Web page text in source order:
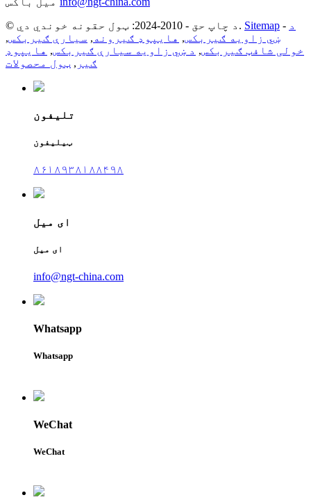
© د چاپ حق - 2010-2024: ټول حقونه خوندي دي. Sitemap - د
ښي زاویه ګیربکس, هایپوډ ګیرونه , سیارې ګیربکس,
خولی شافټ ګیربکس, د ښي زاویه سیارې ګیربکس, هایپوډ
ګیر , ټول محصولات
تلیفون
ټیلیفون
۸۶۱۸۹۳۸۱۸۸۴۹۸
ای میل
ای میل
info@ngt-china.com
Whatsapp
Whatsapp
WeChat
WeChat